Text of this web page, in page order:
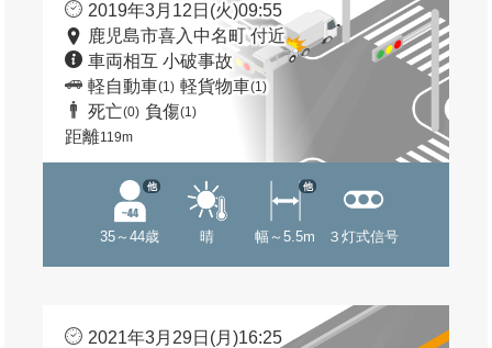
2019年3月12日(火)09:55
鹿児島市喜入中名町 付近
車両相互 小破事故
軽自動車(1) 軽貨物車(1)
死亡(0) 負傷(1)
距離119m
35～44歳
他
晴 幅～5.5m
他
３灯式信号
2021年3月29日(月)16:25